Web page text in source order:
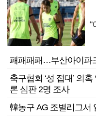
“
패패패패…부산아이파
축구협회 ‘성 접대’ 의
론 심판 2명 조사
韓농구 AG 조별리그서